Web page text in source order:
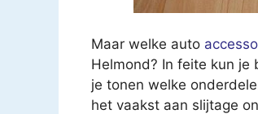
Maar welke auto
Helmond? In feite kun
je tonen welke
het vaakst aan slijtage